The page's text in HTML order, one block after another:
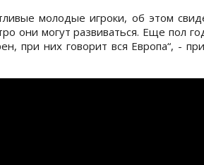
молодые игроки, об этом
они могут развиваться. Еще пол
при них говорит вся Европа“, -